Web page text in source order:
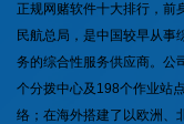
正规网赌软件十大排行，前
民航总局，是中国较早从事
务的综合性服务供应商。公
个分拨中心及198个作业站
络；在海外搭建了以欧洲、